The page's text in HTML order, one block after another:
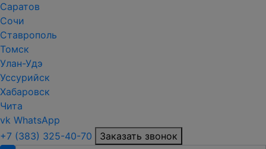
Саратов
Сочи
Ставрополь
Томск
Улан-Удэ
Уссурийск
Хабаровск
Чита
vk WhatsApp
+7 (383) 325-40-70
Заказать звонок